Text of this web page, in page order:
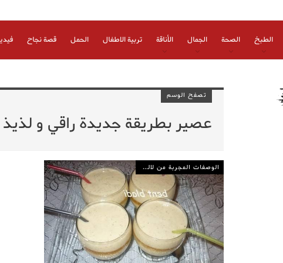
الطبخ الصحة الجمال الأناقة تربية الاطفال الحمل قصة نجاح
تصفح الوسم
عصير بطريقة جديدة راقي و لذيذ
الوصفات المجربة من لالة مولاتي